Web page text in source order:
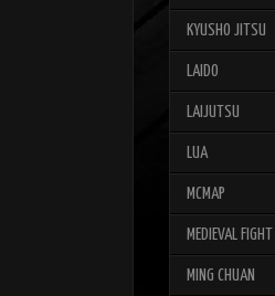
KYUSHO JITSU
LAIDO
LAIJUTSU
LUA
MCMAP
MEDIEVAL FIGHT
MING CHUAN